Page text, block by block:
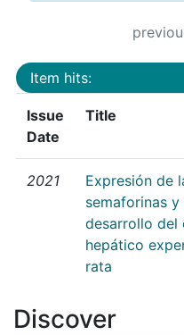
Item hits:
Issue
Date
Title
2021
Expresión de
semaforinas
desarrollo del
hepático
rata
Discover